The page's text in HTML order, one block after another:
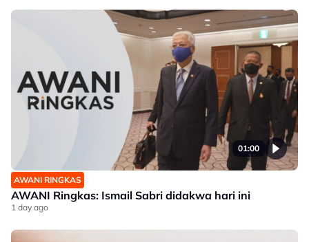
01:00
AWANI RINGKAS
AWANI Ringkas: Ismail Sabri didakwa hari ini
1 day ago